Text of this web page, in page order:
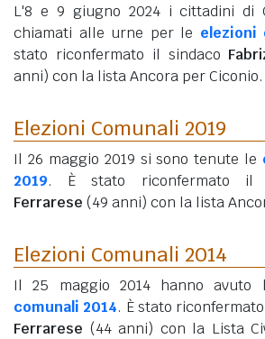
L'8 e 9 giugno 2024 i cittadini di
chiamati alle urne per le elezioni
stato riconfermato il sindaco
anni) con la lista Ancora per Ciconio.
Elezioni Comunali 2019
Il 26 maggio 2019 si sono tenute le
2019. È stato riconfermato il
Ferrarese (49 anni) con la lista
Elezioni Comunali 2014
Il 25 maggio 2014 hanno avuto
comunali 2014. È stato
Ferrarese (44 anni) con la Lista